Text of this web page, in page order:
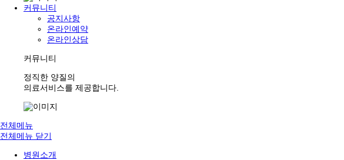
커뮤니티
공지사항
온라인예약
온라인상담
커뮤니티
정직한 양질의
의료서비스를 제공합니다.
전체메뉴
전체메뉴 닫기
병원소개